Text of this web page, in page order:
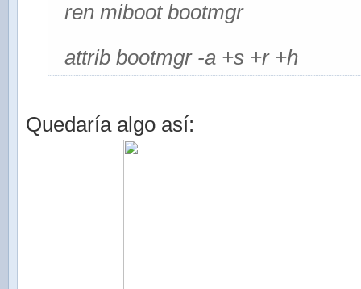
ren miboot bootmgr
attrib bootmgr -a +s +r +h
Quedaría algo así: